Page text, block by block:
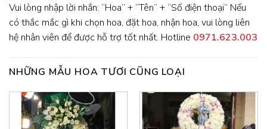
Vui lòng nhập lời nhắn: “Hoa” + “Tên” + “Số điện thoại” Nếu
có thắc mắc gì khi chọn hoa, đặt hoa, nhận hoa, vui lòng liên
hệ nhân viên để được hỗ trợ tốt nhất. Hotline 0971.623.003
NHỮNG MẪU HOA TƯƠI CŨNG LOẠI